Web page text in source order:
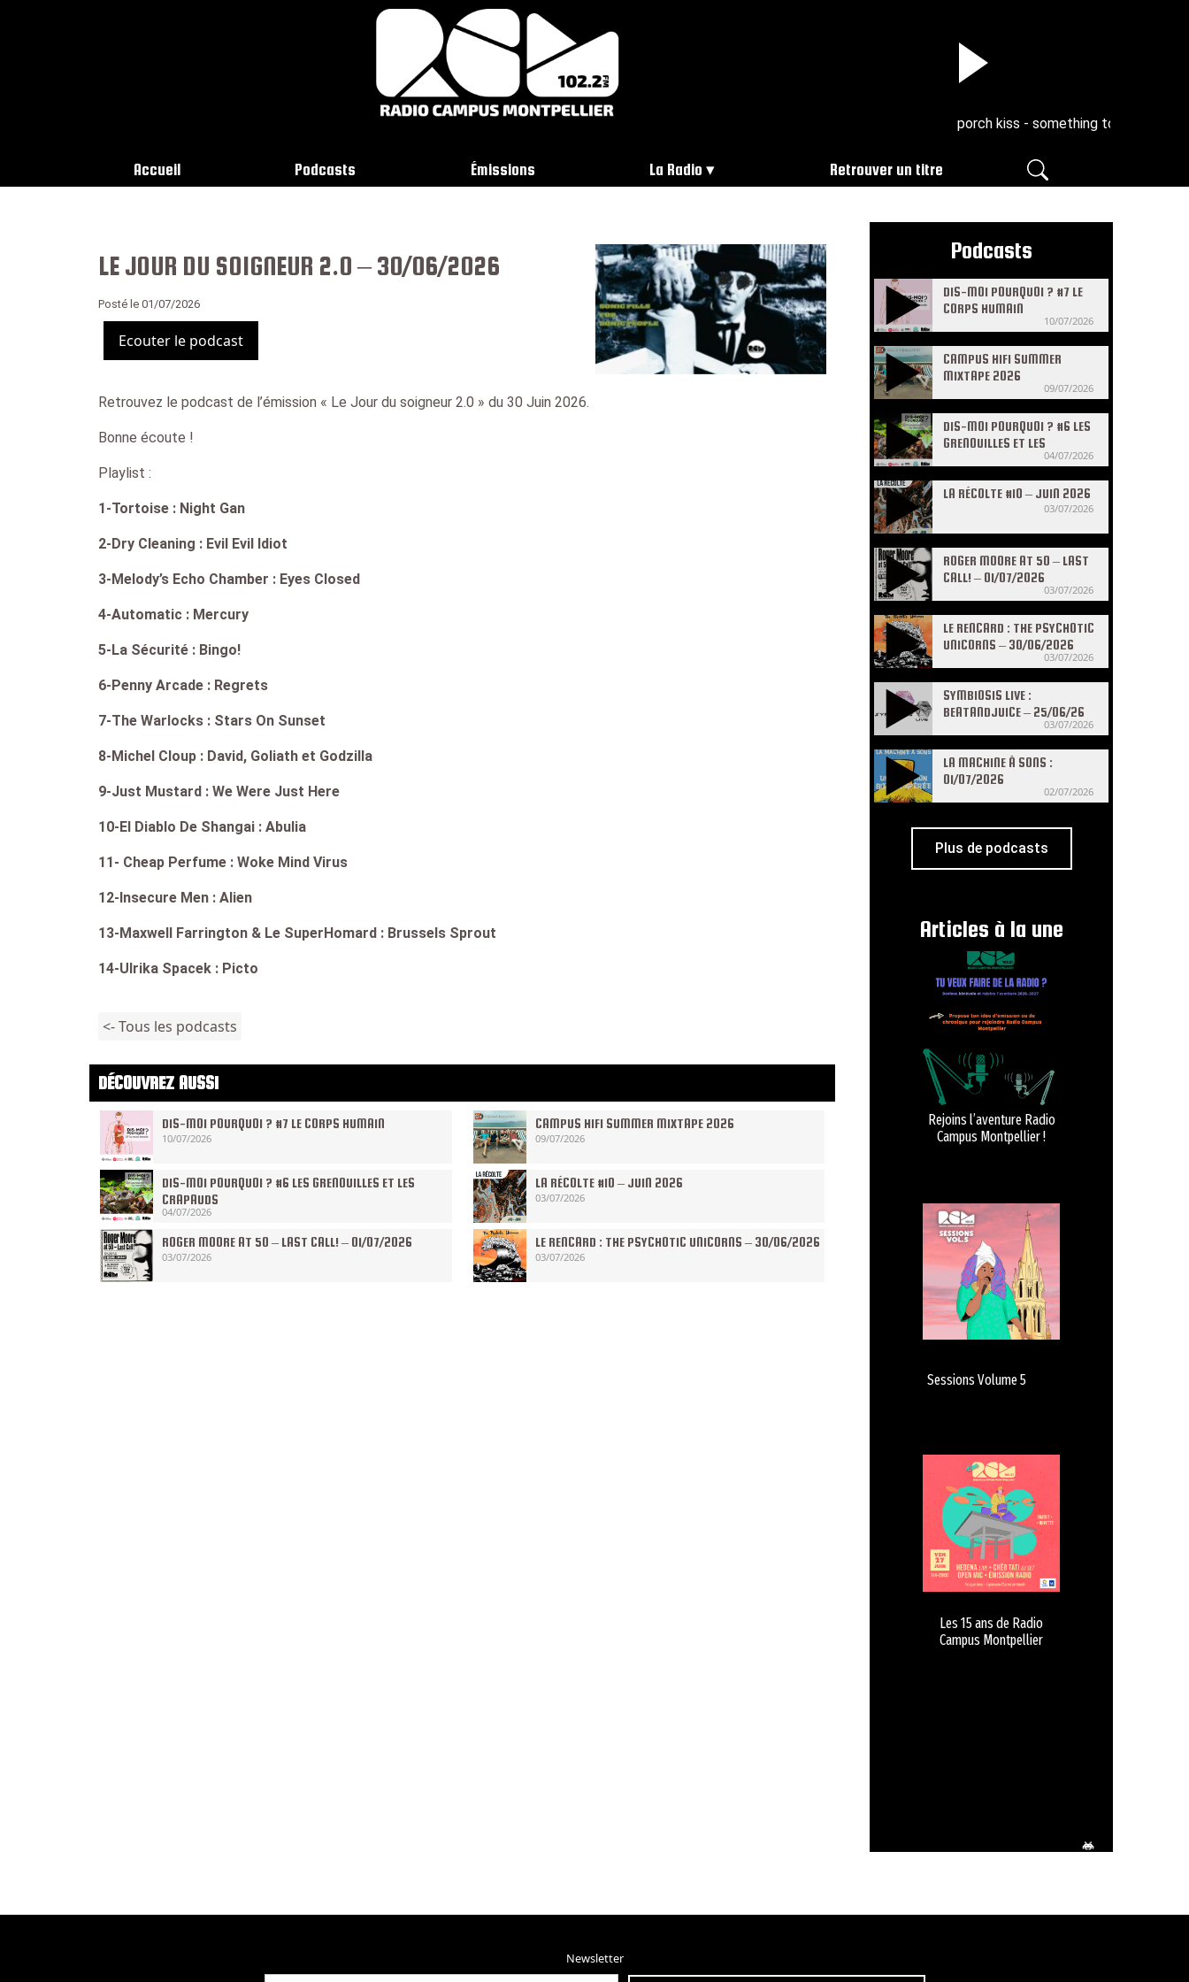
porch kiss - something to keep in your
Accueil Podcasts Émissions La Radio Retrouver un titre
LE JOUR DU SOIGNEUR 2.0 – 30/06/2026
Posté le 01/07/2026
Ecouter le podcast
Retrouvez le podcast de l’émission « Le Jour du soigneur 2.0 » du 30 Juin 2026.
Bonne écoute !
Playlist :
1-Tortoise : Night Gan
2-Dry Cleaning : Evil Evil Idiot
3-Melody’s Echo Chamber : Eyes Closed
4-Automatic : Mercury
5-La Sécurité : Bingo!
6-Penny Arcade : Regrets
7-The Warlocks : Stars On Sunset
8-Michel Cloup : David, Goliath et Godzilla
9-Just Mustard : We Were Just Here
10-El Diablo De Shangai : Abulia
11- Cheap Perfume : Woke Mind Virus
12-Insecure Men : Alien
13-Maxwell Farrington & Le SuperHomard : Brussels Sprout
14-Ulrika Spacek : Picto
<- Tous les podcasts
DÉCOUVREZ AUSSI
DIS-MOI POURQUOI ? #7 LE CORPS HUMAIN
10/07/2026
CAMPUS HIFI SUMMER MIXTAPE 2026
09/07/2026
DIS-MOI POURQUOI ? #6 LES GRENOUILLES ET LES
CRAPAUDS
04/07/2026
LA RÉCOLTE #10 – JUIN 2026
03/07/2026
ROGER MOORE AT 50 – LAST CALL! – 01/07/2026
03/07/2026
LE RENCARD : THE PSYCHOTIC UNICORNS – 30/06/2026
03/07/2026
Podcasts
DIS-MOI POURQUOI ? #7 LE
CORPS HUMAIN
10/07/2026
CAMPUS HIFI SUMMER
MIXTAPE 2026
09/07/2026
DIS-MOI POURQUOI ? #6 LES
GRENOUILLES ET LES
04/07/2026
LA RÉCOLTE #10 – JUIN 2026
03/07/2026
ROGER MOORE AT 50 – LAST
CALL! – 01/07/2026
03/07/2026
LE RENCARD : THE PSYCHOTIC
UNICORNS – 30/06/2026
03/07/2026
SYMBIOSIS LIVE :
BEATANDJUICE – 25/06/26
03/07/2026
LA MACHINE À SONS :
01/07/2026
02/07/2026
Plus de podcasts
Articles à la une
Rejoins l’aventure Radio
Campus Montpellier !
Sessions Volume 5
Les 15 ans de Radio
Campus Montpellier
Newsletter